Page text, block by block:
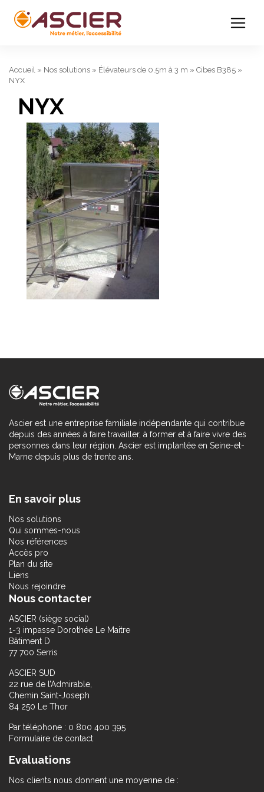
Accueil » Nos solutions » Élévateurs de 0,5m à 3 m » Cibes B385 »
NYX
NYX
Ascier est une entreprise familiale indépendante qui contribue
depuis des années à faire travailler, à former et à faire vivre des
personnes dans leur région. Ascier est implantée en Seine-et-
Marne depuis plus de trente ans.
En savoir plus
Nos solutions
Qui sommes-nous
Nos références
Accès pro
Plan du site
Liens
Nous rejoindre
Nous contacter
ASCIER (siège social)
1-3 impasse Dorothée Le Maitre
Bâtiment D
77 700 Serris
ASCIER SUD
22 rue de l’Admirable,
Chemin Saint-Joseph
84 250 Le Thor
Par téléphone : 0 800 400 395
Formulaire de contact
Evaluations
Nos clients nous donnent une moyenne de :